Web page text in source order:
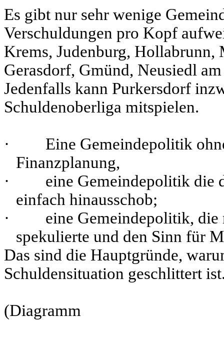
Es gibt nur sehr wenige
Verschuldungen pro Kopf
Krems, Judenburg, Hollabrunn,
Gerasdorf, Gmünd, Neusiedl
Jedenfalls kann Purkersdorf
Schuldenoberliga mitspielen.
·
Eine Gemeindepolitik
Finanzplanung,
·
eine Gemeindepolitik die
einfach hinausschob;
·
eine Gemeindepolitik,
spekulierte und den Sinn für
Das sind die Hauptgründe,
Schuldensituation geschlittert
(Diagramm